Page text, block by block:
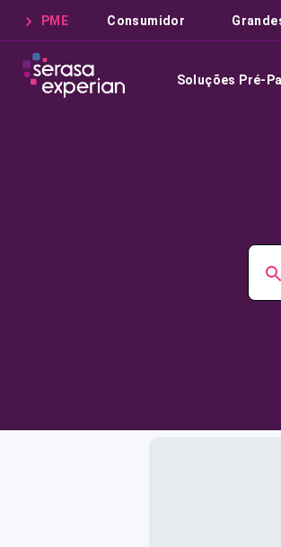
PME Consumidor
Soluções Pré-